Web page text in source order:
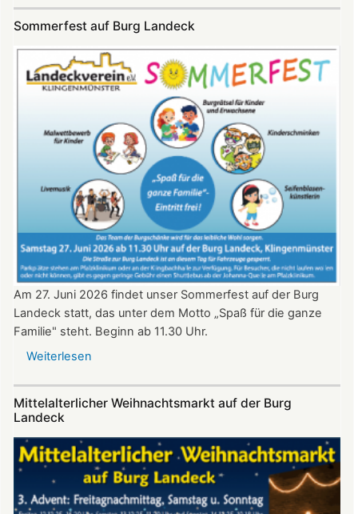
auf
Burg
Landeck
am
Juni
2026
ab
20:30
Uhr​​​​​​​​​​​​​​
Sommerfest auf Burg Landeck
Am 27. Juni 2026 findet unser Sommerfest auf der Burg
Landeck statt, das unter dem Motto „Spaß für die ganze
Familie" steht. Beginn ab 11.30 Uhr.
Weiterlesen
Burg
Mittelalterlicher Weihnachtsmarkt auf der Burg
Landeck